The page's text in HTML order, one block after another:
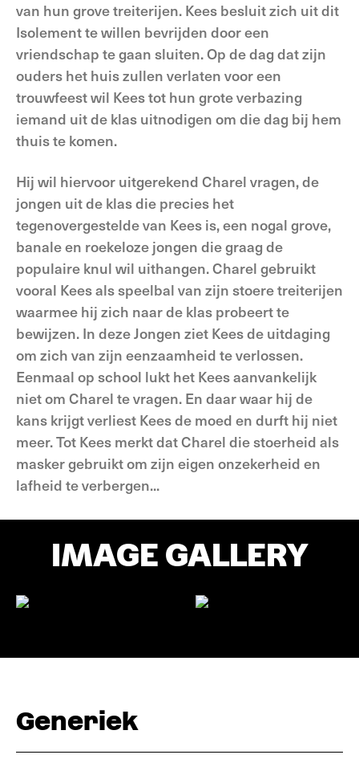
van hun grove treiterijen. Kees besluit zich uit dit
Isolement te willen bevrijden door een
vriendschap te gaan sluiten. Op de dag dat zijn
ouders het huis zullen verlaten voor een
trouwfeest wil Kees tot hun grote verbazing
iemand uit de klas uitnodigen om die dag bij hem
thuis te komen.
Hij wil hiervoor uitgerekend Charel vragen, de
jongen uit de klas die precies het
tegenovergestelde van Kees is, een nogal grove,
banale en roekeloze jongen die graag de
populaire knul wil uithangen. Charel gebruikt
vooral Kees als speelbal van zijn stoere treiterijen
waarmee hij zich naar de klas probeert te
bewijzen. In deze Jongen ziet Kees de uitdaging
om zich van zijn eenzaamheid te verlossen.
Eenmaal op school lukt het Kees aanvankelijk
niet om Charel te vragen. En daar waar hij de
kans krijgt verliest Kees de moed en durft hij niet
meer. Tot Kees merkt dat Charel die stoerheid als
masker gebruikt om zijn eigen onzekerheid en
lafheid te verbergen...
IMAGE GALLERY
Generiek